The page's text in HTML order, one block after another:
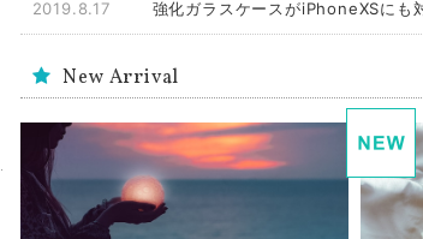
2019.8.17 強化ガラスケースがiPhoneXSにも
New Arrival